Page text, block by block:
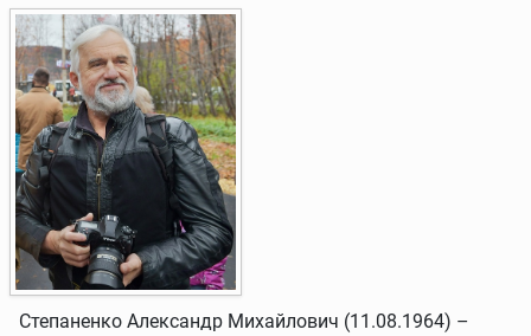
Степаненко Александр Михайлович (11.08.1964) –